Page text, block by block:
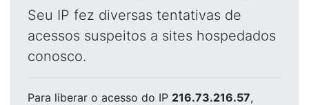
Seu IP fez diversas tentativas de
acessos suspeitos a sites hospedados
conosco.
Para liberar o acesso do IP 216.73.216.57,